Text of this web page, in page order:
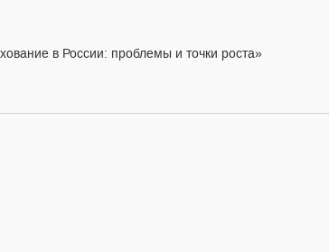
в России: проблемы и точки роста»